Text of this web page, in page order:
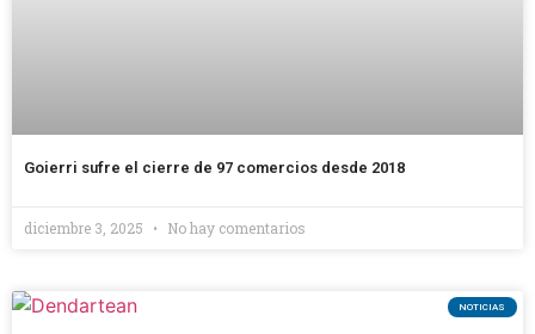
Goierri sufre el cierre de 97 comercios desde 2018
diciembre 3, 2025 No hay comentarios
NOTICIAS